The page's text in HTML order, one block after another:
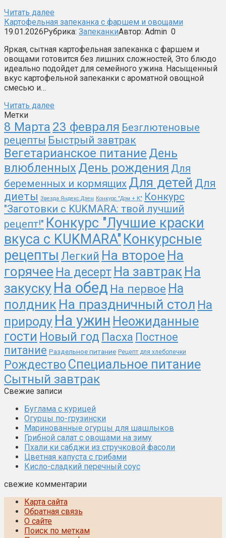
Читать далее
Картофельная запеканка с фаршем и овощами
19.01.2026Рубрика: ЗапеканкиАвтор: Admin 0
Яркая, сытная картофельная запеканка с фаршем и
овощами готовится без лишних сложностей, Это блюдо
идеально подойдет для семейного ужина. Насыщенный
вкус картофельной запеканки с ароматной овощной
смесью и…
Читать далее
Метки
8 Марта 23 февраля Безглютеновые
рецепты Быстрый завтрак
Вегетарианское питание День
влюбленных День рождения Для
беременных и кормящих Для детей Для
диеты Звезда Яндекс.Дзен Конкурс "Дом + К" Конкурс
"Заготовки с KUKMARA: твой лучший
рецепт!" Конкурс "Лучшие краски
вкуса с KUKMARA" Конкурсные
рецепты Легкий На второе На
горячее На десерт На завтрак На
закуску На обед На первое На
полдник На праздничный стол На
природу На ужин Неожиданные
гости Новый год Пасха Постное
питание Раздельное питание Рецепт для хлебопечки
Рождество Специальное питание
Сытный завтрак
Свежие записи
Буглама с курицей
Огурцы по-грузински
Маринованные огурцы для шашлыков
Грибной салат с овощами на зиму
Пхали ки сабджи из стручковой фасоли
Цветная капуста с грибами
Кисло-сладкий перечный соус
свежие комментарии
Карта сайта
Обратная связь
О сайте
Поиск по меткам